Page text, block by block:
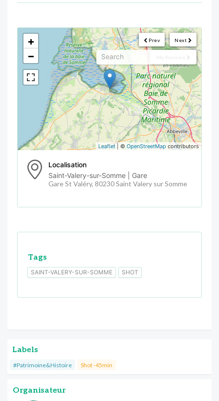
Next
Prev
My Position
<!---->
+
−
Leaflet| © OpenStreetMap contributors
Localisation
Saint-Valery-sur-Somme | Gare
Gare St Valéry, 80230 Saint Valery sur Somme
Tags
SAINT-VALERY-SUR-SOMME SHOT
Labels
#Patrimoine&Histoire Shot -45min
Organisateur